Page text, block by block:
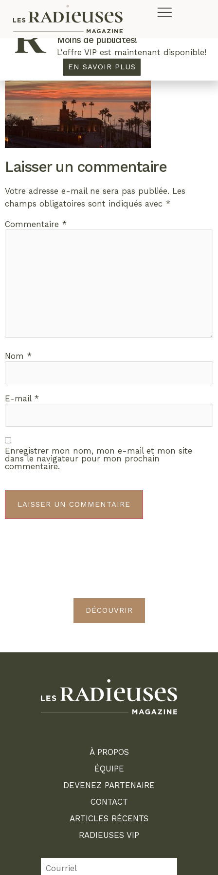
Laisser un commentaire
Votre adresse e-mail ne sera pas publiée. Les
champs obligatoires sont indiqués avec *
Commentaire *
Nom *
E-mail *
Enregistrer mon nom, mon e-mail et mon site
dans le navigateur pour mon prochain
commentaire.
DÉCOUVRIR
À PROPOS
ÉQUIPE
DEVENEZ PARTENAIRE
CONTACT
ARTICLES RÉCENTS
RADIEUSES VIP
Plus de concours. Plus de rabais.
Moins de publicités!
L'offre VIP est maintenant disponible!
EN SAVOIR PLUS